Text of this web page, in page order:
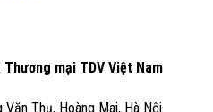
mại TDV Việt Nam
Thụ, Hoàng Mai, Hà Nội